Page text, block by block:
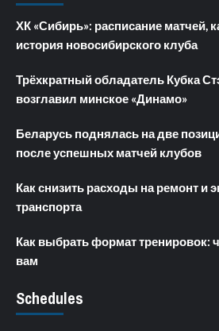
ХК «Сибирь»: расписание матчей,
история новосибирского клуба
Трёхкратный обладатель Кубка
возглавил минское «Динамо»
Беларусь поднялась на две
после успешных матчей клубов
Как снизить расходы на ремонт и
транспорта
Как выбрать формат тренировок:
вам
Schedules